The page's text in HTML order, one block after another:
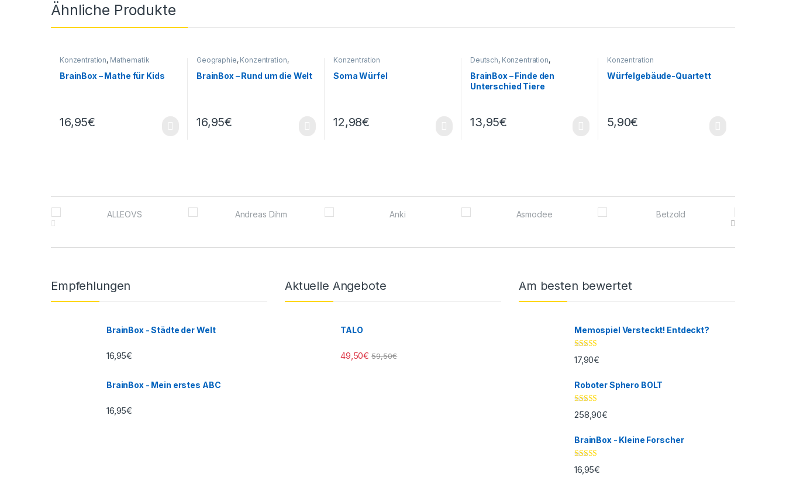
Ähnliche Produkte
Konzentration, Mathematik
BrainBox – Mathe für Kids
16,95€
Geographie, Konzentration,
BrainBox – Rund um die Welt
16,95€
Konzentration
Soma Würfel
12,98€
Deutsch, Konzentration,
BrainBox – Finde den
Unterschied Tiere
13,95€
Konzentration
Würfelgebäude-Quartett
5,90€
Brands Carousel
Empfehlungen
BrainBox - Städte der Welt
16,95€
BrainBox - Mein erstes ABC
16,95€
Aktuelle Angebote
TALO
49,50€ 59,50€
Am besten bewertet
Memospiel Versteckt! Entdeckt?
Bewertet mit
5.00von 5
17,90€
Roboter Sphero BOLT
Bewertet mit
5.00von 5
258,90€
BrainBox - Kleine Forscher
Bewertet mit
5.00von 5
16,95€